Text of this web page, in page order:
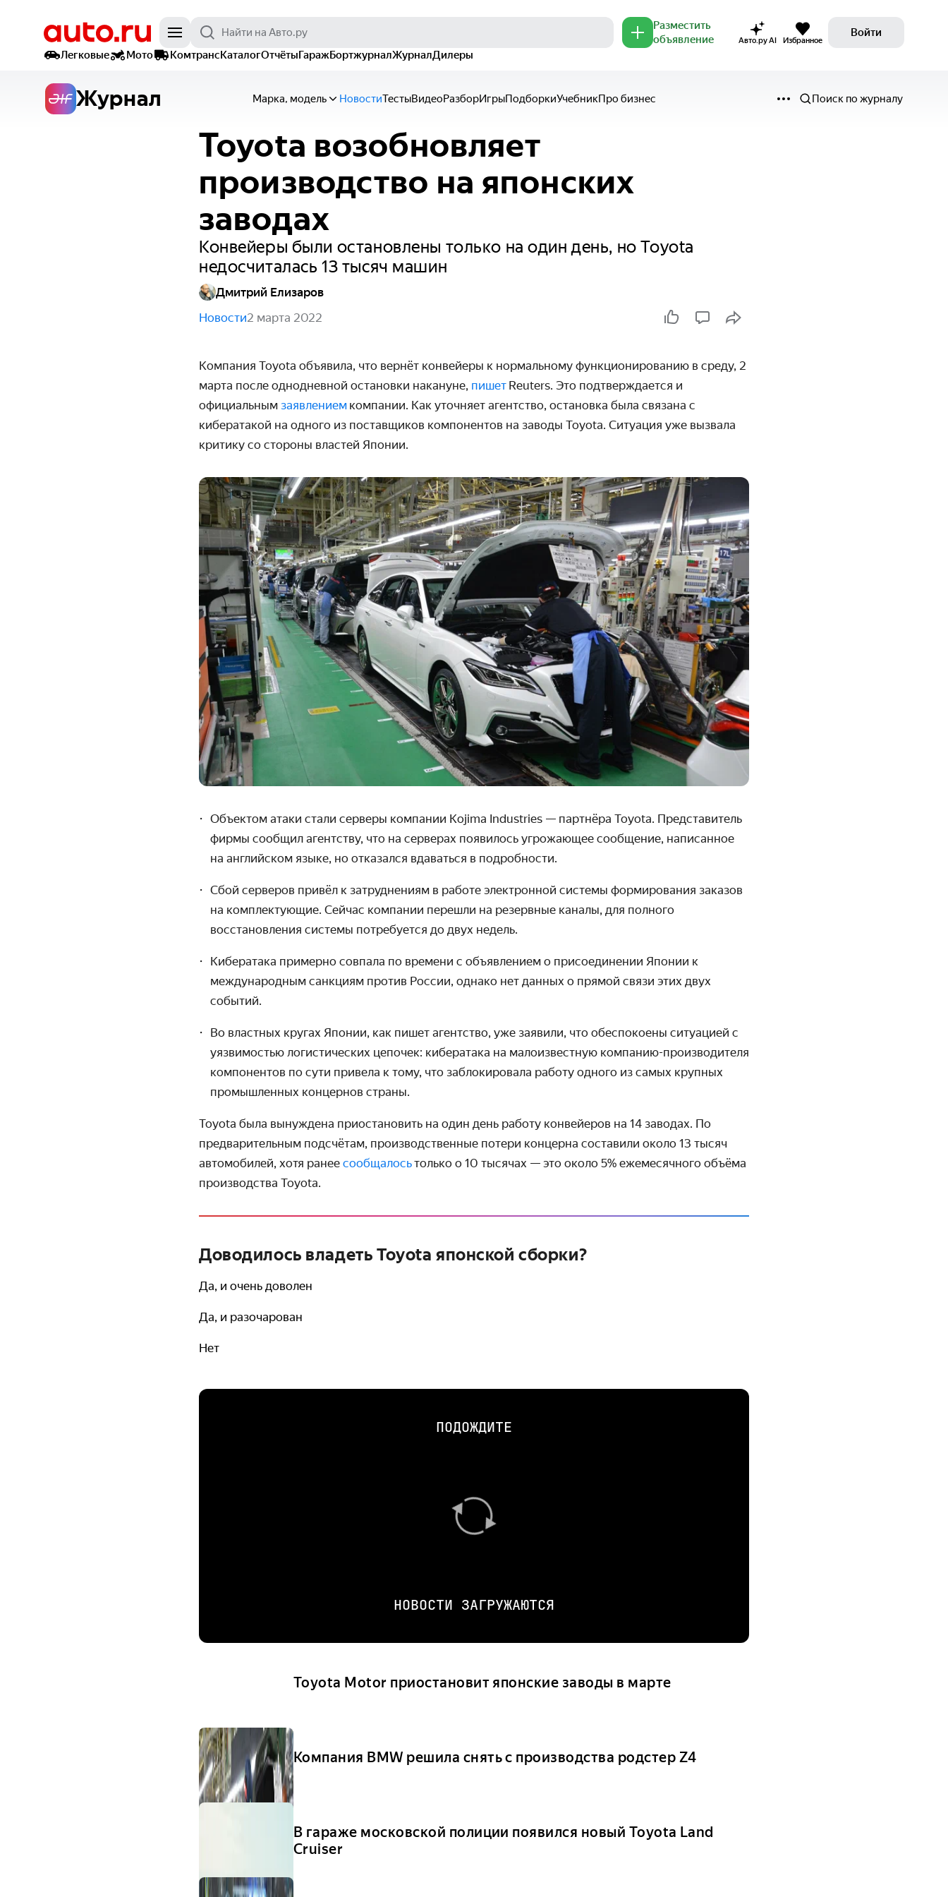
Разместить
объявление
Авто.ру AI Избранное
Войти
Легковые
Мото КомтрансКаталогОтчётыГаражБортжурналЖурналДилеры
Журнал Марка, модель НовостиТестыВидеоРазборИгрыПодборкиУчебникПро бизнес Поиск по журналу
Toyota возобновляет
производство на японских
заводах
Конвейеры были остановлены только на один день, но Toyota
недосчиталась 13 тысяч машин
Дмитрий Елизаров
Новости2 марта 2022
Компания Toyota объявила, что вернёт конвейеры к нормальному функционированию в среду, 2
марта после однодневной остановки накануне, пишет Reuters. Это подтверждается и
официальным заявлением компании. Как уточняет агентство, остановка была связана с
кибератакой на одного из поставщиков компонентов на заводы Toyota. Ситуация уже вызвала
критику со стороны властей Японии.
Объектом атаки стали серверы компании Kojima Industries — партнёра Toyota. Представитель
фирмы сообщил агентству, что на серверах появилось угрожающее сообщение, написанное
на английском языке, но отказался вдаваться в подробности.
Сбой серверов привёл к затруднениям в работе электронной системы формирования заказов
на комплектующие. Сейчас компании перешли на резервные каналы, для полного
восстановления системы потребуется до двух недель.
Кибератака примерно совпала по времени с объявлением о присоединении Японии к
международным санкциям против России, однако нет данных о прямой связи этих двух
событий.
Во властных кругах Японии, как пишет агентство, уже заявили, что обеспокоены ситуацией с
уязвимостью логистических цепочек: кибератака на малоизвестную компанию-производителя
компонентов по сути привела к тому, что заблокировала работу одного из самых крупных
промышленных концернов страны.
Toyota была вынуждена приостановить на один день работу конвейеров на 14 заводах. По
предварительным подсчётам, производственные потери концерна составили около 13 тысяч
автомобилей, хотя ранее сообщалосьтолько о 10 тысячах — это около 5% ежемесячного объёма
производства Toyota.
Доводилось владеть Toyota японской сборки?
Да, и очень доволен
Да, и разочарован
Нет
ПОДОЖДИТЕ
НОВОСТИ ЗАГРУЖАЮТСЯ
Toyota Motor приостановит японские заводы в марте
Компания BMW решила снять с производства родстер Z4
В гараже московской полиции появился новый Toyota Land
Cruiser